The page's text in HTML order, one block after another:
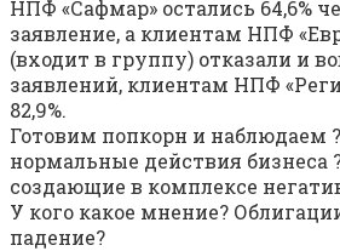
НПФ «Сафмар» остались 64,6%
заявление, а клиентам НПФ
(входит в группу) отказали и
заявлений, клиентам НПФ
82,9%.
Готовим попкорн и наблюдаем
нормальные действия бизнеса
создающие в комплексе
У кого какое мнение?
падение?